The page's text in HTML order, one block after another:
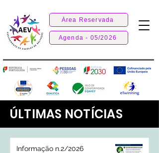
Área Reservada
Agenda - 05/2026
ÚLTIMAS NOTÍCIAS
Informação n.2/2026